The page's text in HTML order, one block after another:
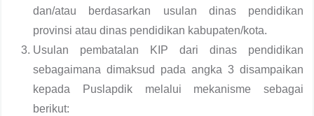
dan/atau berdasarkan usulan dinas pendidikan
provinsi atau dinas pendidikan kabupaten/kota.
Usulan pembatalan KIP dari dinas pendidikan
sebagaimana dimaksud pada angka 3 disampaikan
kepada Puslapdik melalui mekanisme sebagai
berikut: